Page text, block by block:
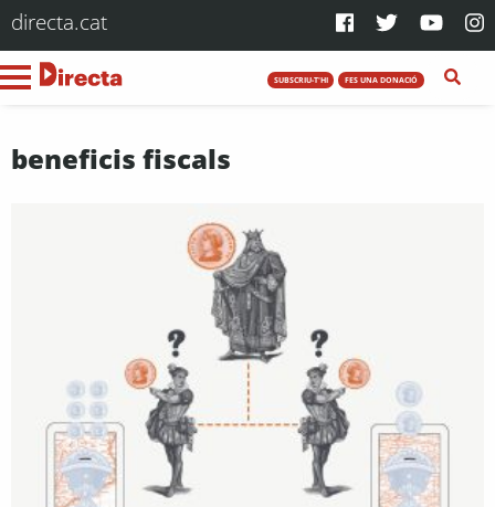
directa.cat
SUBSCRIU-T'HI FES UNA DONACIÓ
beneficis fiscals